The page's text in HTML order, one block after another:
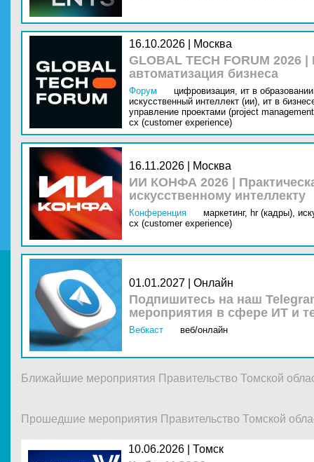
16.10.2026 | Москва
GLOBAL TECH FORUM
автоматизация бизнеса
Форум цифровизация, ит в
искусственный интеллект (ии), ит в
управление проектами (project
cx (customer experience)
16.11.2026 | Москва
ИИ КОНФА 2026 |
искусственному интеллекту
Конференция маркетинг, hr (кадры),
cx (customer experience)
01.01.2027 | Онлайн
Подпишитесь на наш
мероприятия в сфере ИТ и
Вебкаст веб/онлайн
Ближайшие мероприятия Правительство Томской
Прошедшие мероприятия Правительство Томской
10.06.2026 | Томск